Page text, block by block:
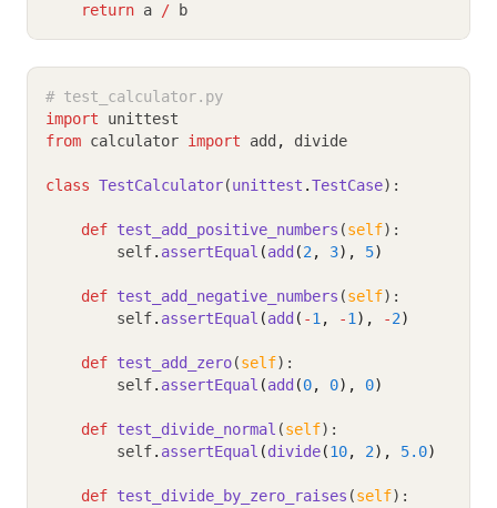
return a / b
# test_calculator.py
import unittest
from calculator import add , divide
class TestCalculator(unittest .TestCase):
def test_add_positive_numbers (self):
        self
. assertEqual (add (2 , 3), 5)
def test_add_negative_numbers (self):
        self
. assertEqual (add ( -1 , -1 ), -2)
def test_add_zero(self):
        self
. assertEqual (add (0, 0), 0)
def test_divide_normal (self):
        self
. assertEqual (divide(10, 2), 5.0)
def test_divide_by_zero_raises (self):